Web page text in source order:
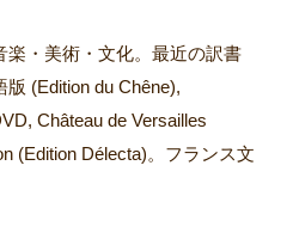
・美術・文化。最近の訳書
(Edition du Chêne),
Château de Versailles
(Edition Délecta)。フランス文